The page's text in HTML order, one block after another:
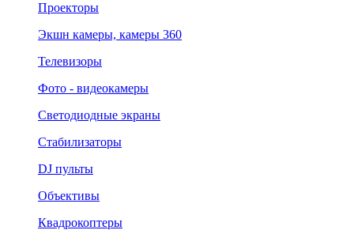
Проекторы
Экшн камеры, камеры 360
Телевизоры
Фото - видеокамеры
Светодиодные экраны
Стабилизаторы
DJ пульты
Объективы
Квадрокоптеры